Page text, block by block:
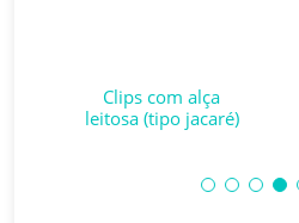
Clips com alça
leitosa (tipo jacaré)